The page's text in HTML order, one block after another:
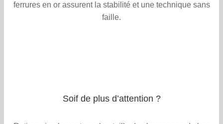
ferrures en or assurent la stabilité et une technique sans
faille.
Soif de plus d’attention ?